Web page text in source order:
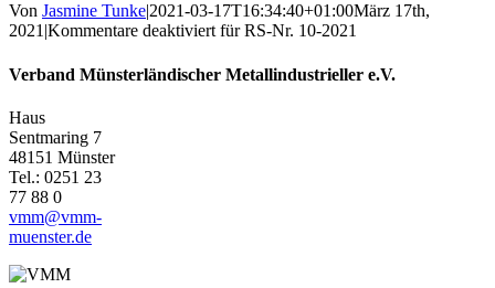
Von Jasmine Tunke|2021-03-17T16:34:40+01:00März 17th,
2021|Kommentare deaktiviertfür RS-Nr. 10-2021
Verband Münsterländischer Metallindustrieller e.V.
Haus
Sentmaring 7
48151 Münster
Tel.: 0251 23
77 88 0
vmm@vmm-
muenster.de